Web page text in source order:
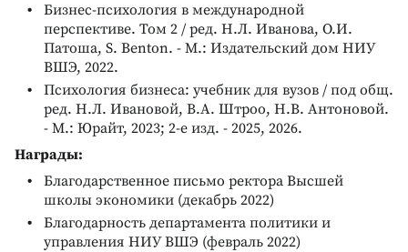
Бизнес-психология в международной
перспективе. Том 2 / ред. Н.Л. Иванова, О.И.
Патоша, S. Benton. - М.: Издательский дом НИУ
ВШЭ, 2022.
Психология бизнеса: учебник для вузов / под общ.
ред. Н.Л. Ивановой, В.А. Штроо, Н.В. Антоновой.
- М.: Юрайт, 2023; 2-е изд. - 2025, 2026.
Награды:
Благодарственное письмо ректора Высшей
школы экономики (декабрь 2022)
Благодарность департамента политики и
управления НИУ ВШЭ (февраль 2022)